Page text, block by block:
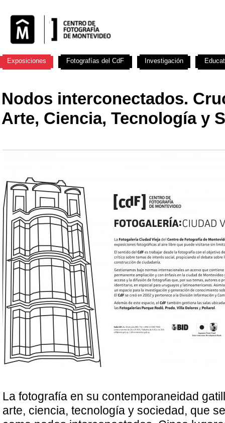
Nodos interconectados.
Arte, Ciencia, Tecnología y
La fotografía en su contemporaneidad
arte, ciencia, tecnología y sociedad, que
Exposiciones Fotografías del CdF Investigación